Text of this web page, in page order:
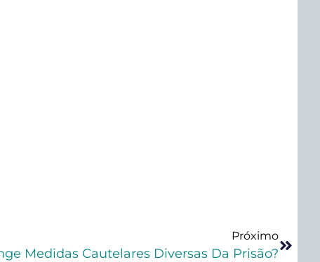
Próximo
Medidas Cautelares Diversas Da Prisão?